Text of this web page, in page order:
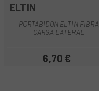
ELTIN
PORTABIDON ELTIN FIBRA
CARGA LATERAL
Precio
6,70 €